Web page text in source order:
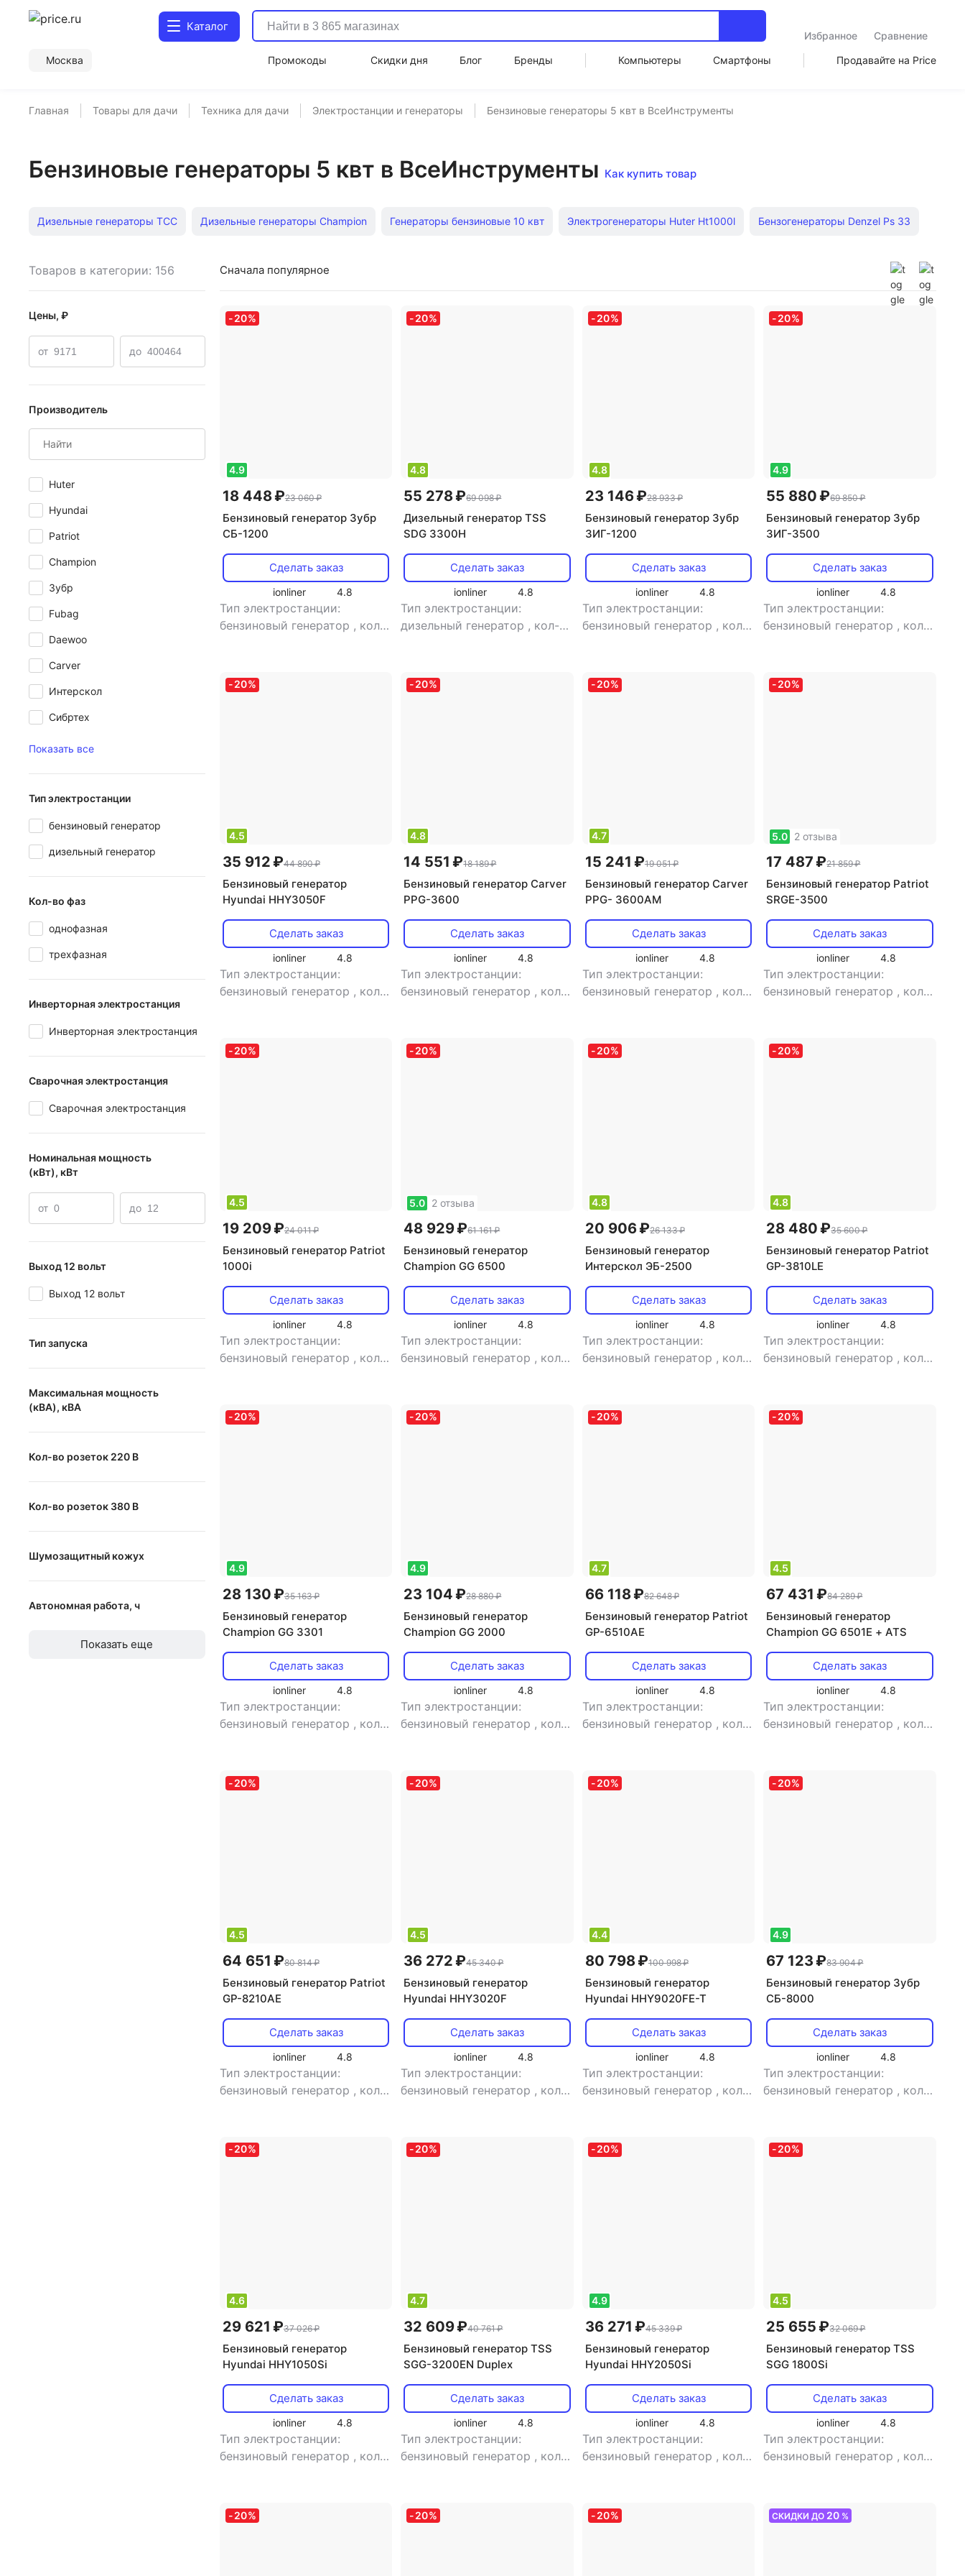
Каталог
Избранное
Сравнение
Москва
Промокоды Скидки дня Блог Бренды Компьютеры Смартфоны Продавайте на Price
Главная Товары для дачи Техника для дачи Электростанции и генераторы Бензиновые генераторы 5 квт в ВсеИнструменты
Бензиновые генераторы 5 квт в ВсеИнструменты Как купить товар
Дизельные генераторы ТСС Дизельные генераторы Champion Генераторы бензиновые 10 квт Электрогенераторы Huter Ht1000l Бензогенераторы Denzel Ps 33
Электрогенераторы G3600a Eurolux Электрогенераторы дизельные 5 квт бензиновые 10квт Бензиновые генераторы Denzel 220в
Инверторные а-ipower 2000 квт Бензогенераторы Denzel Бензогенератор победа
Товаров в категории: 156
Цены, ₽
от до
Производитель
Huter
Hyundai
Patriot
Champion
Зубр
Fubag
Daewoo
Carver
Интерскол
Сибртех
Показать все
Тип электростанции
бензиновый генератор
дизельный генератор
Кол-во фаз
однофазная
трехфазная
Инверторная электростанция
Инверторная электростанция
Сварочная электростанция
Сварочная электростанция
Номинальная мощность
(кВт), кВт
от до
Выход 12 вольт
Выход 12 вольт
Тип запуска
ручной
электрический
Максимальная мощность
(кВА), кВА
Кол-во розеток 220 В
Кол-во розеток 380 В
Шумозащитный кожух
Шумозащитный кожух
Автономная работа, ч
до
Показать еще
Сначала популярное
-20%
4.9
18 448 ₽23 060 ₽
Бензиновый генератор Зубр
СБ-1200
Сделать заказ
ionliner 4.8
Тип электростанции:
бензиновый генератор , кол-
-20%
4.8
55 278 ₽69 098 ₽
Дизельный генератор TSS
SDG 3300H
Сделать заказ
ionliner 4.8
Тип электростанции:
дизельный генератор , кол-во
-20%
4.8
23 146 ₽28 933 ₽
Бензиновый генератор Зубр
ЗИГ-1200
Сделать заказ
ionliner 4.8
Тип электростанции:
бензиновый генератор , кол-
электростанция: есть
сварочная электростанция:
-20%
4.9
55 880 ₽69 850 ₽
Бензиновый генератор Зубр
ЗИГ-3500
Сделать заказ
ionliner 4.8
Тип электростанции:
бензиновый генератор , кол-
электростанция: есть
сварочная электростанция:
-20%
4.5
35 912 ₽44 890 ₽
Бензиновый генератор
Hyundai HHY3050F
Сделать заказ
ionliner 4.8
Тип электростанции:
бензиновый генератор , кол-
электростанция: есть
генератора: синхронный
-20%
4.8
14 551 ₽18 189 ₽
Бензиновый генератор Carver
PPG-3600
Сделать заказ
ionliner 4.8
Тип электростанции:
бензиновый генератор , кол-
нет,тип генератора:
синхронный
-20%
4.7
15 241 ₽19 051 ₽
Бензиновый генератор Carver
PPG- 3600AM
Сделать заказ
ionliner 4.8
Тип электростанции:
бензиновый генератор , кол-
-20%
5.0 2 отзыва
17 487 ₽21 859 ₽
Бензиновый генератор Patriot
SRGE-3500
Сделать заказ
ionliner 4.8
Тип электростанции:
бензиновый генератор , кол-
нет,тип генератора:
синхронный
-20%
4.5
19 209 ₽24 011 ₽
Бензиновый генератор Patriot
1000i
Сделать заказ
ionliner 4.8
Тип электростанции:
бензиновый генератор , кол-
электростанция: есть
сварочная электростанция:
-20%
5.0 2 отзыва
48 929 ₽61 161 ₽
Бензиновый генератор
Champion GG 6500
Сделать заказ
ionliner 4.8
Тип электростанции:
бензиновый генератор , кол-
электростанция: есть
сварочная электростанция:
-20%
4.8
20 906 ₽26 133 ₽
Бензиновый генератор
Интерскол ЭБ-2500
Сделать заказ
ionliner 4.8
Тип электростанции:
бензиновый генератор , кол-
есть,тип генератора:
синхронный
-20%
4.8
28 480 ₽35 600 ₽
Бензиновый генератор Patriot
GP-3810LE
Сделать заказ
ionliner 4.8
Тип электростанции:
бензиновый генератор , кол-
электростанция: есть
сварочная электростанция:
-20%
4.9
28 130 ₽35 163 ₽
Бензиновый генератор
Champion GG 3301
Сделать заказ
ionliner 4.8
Тип электростанции:
бензиновый генератор , кол-
электростанция: есть
сварочная электростанция:
-20%
4.9
23 104 ₽28 880 ₽
Бензиновый генератор
Champion GG 2000
Сделать заказ
ionliner 4.8
Тип электростанции:
бензиновый генератор , кол-
нет,тип генератора:
синхронный
-20%
4.7
66 118 ₽82 648 ₽
Бензиновый генератор Patriot
GP-6510AE
Сделать заказ
ionliner 4.8
Тип электростанции:
бензиновый генератор , кол-
есть,тип генератора:
синхронный
-20%
4.5
67 431 ₽84 289 ₽
Бензиновый генератор
Champion GG 6501E + ATS
Сделать заказ
ionliner 4.8
Тип электростанции:
бензиновый генератор , кол-
-20%
4.5
64 651 ₽80 814 ₽
Бензиновый генератор Patriot
GP-8210AE
Сделать заказ
ionliner 4.8
Тип электростанции:
бензиновый генератор , кол-
есть,тип генератора:
синхронный
-20%
4.5
36 272 ₽45 340 ₽
Бензиновый генератор
Hyundai HHY3020F
Сделать заказ
ionliner 4.8
Тип электростанции:
бензиновый генератор , кол-
электростанция: есть
сварочная электростанция:
-20%
4.4
80 798 ₽100 998 ₽
Бензиновый генератор
Hyundai HHY9020FE-T
Сделать заказ
ionliner 4.8
Тип электростанции:
бензиновый генератор , кол-
нет,тип генератора:
синхронный
-20%
4.9
67 123 ₽83 904 ₽
Бензиновый генератор Зубр
СБ-8000
Сделать заказ
ionliner 4.8
Тип электростанции:
бензиновый генератор , кол-
-20%
4.6
29 621 ₽37 026 ₽
Бензиновый генератор
Hyundai HHY1050Si
Сделать заказ
ionliner 4.8
Тип электростанции:
бензиновый генератор , кол-
электростанция: есть
генератора: синхронный
-20%
4.7
32 609 ₽40 761 ₽
Бензиновый генератор TSS
SGG-3200EN Duplex
Сделать заказ
ionliner 4.8
Тип электростанции:
бензиновый генератор , кол-
-20%
4.9
36 271 ₽45 339 ₽
Бензиновый генератор
Hyundai HHY2050Si
Сделать заказ
ionliner 4.8
Тип электростанции:
бензиновый генератор , кол-
электростанция: есть
генератора: синхронный
-20%
4.5
25 655 ₽32 069 ₽
Бензиновый генератор TSS
SGG 1800Si
Сделать заказ
ionliner 4.8
Тип электростанции:
бензиновый генератор , кол-
электростанция: есть
генератора: синхронный
-20% -20% -20% СКИДКИ ДО 20 %